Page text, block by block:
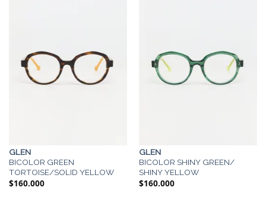
GLEN
BICOLOR GREEN
TORTOISE/SOLID YELLOW
$160.000
GLEN
BICOLOR SHINY GREEN/
SHINY YELLOW
$160.000